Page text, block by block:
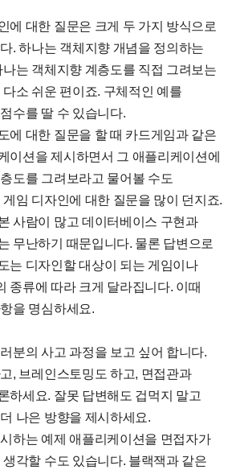
에 대한 질문은 크게 두 가지 방식으로
. 하나는 객체지향 개념을 정의하는
나는 객체지향 계층도를 직접 그려보는
소 쉬운 편이죠. 구체적인 예를
수를 딸 수 있습니다.
에 대한 질문을 할 때 카드게임과 같은
이션을 제시하면서 그 애플리케이션에
도를 그려보라고 물어볼 수도
임 디자인에 대한 질문을 많이 던지죠.
사람이 많고 데이터베이스 구현과
무난하기 때문입니다. 물론 답변으로
는 디자인할 대상이 되는 게임이나
종류에 따라 크게 달라집니다. 이때
을 명심하세요.
분의 사고 과정을 보고 싶어 합니다.
, 브레인스토밍도 하고, 면접관과
하세요. 잘못 답변해도 겁먹지 말고
나은 방향을 제시하세요.
하는 예제 애플리케이션을 면접자가
생각할 수도 있습니다. 블랙잭과 같은